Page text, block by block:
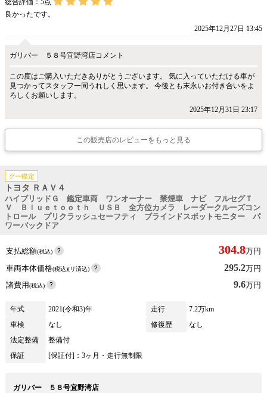
総合評価： 5点
良かったです。
2025年12月27日 13:45
ガリバー ５８号宜野湾店コメント
この度はご購入いただきありがとうございます。 気に入っていただける車が
見つかってスタッフ一同うれしく思います。 今後とも末永いお付き合いをよ
ろしくお願いします。
2025年12月31日 23:17
この販売店のレビューをもっと見る
グー鑑定
トヨタ ＲＡＶ４
ハイブリッドＧ 鑑定車両 ワンオーナー 禁煙車 ナビ フルセグＴ
Ｖ Ｂｌｕｅｔｏｏｔｈ ＵＳＢ 全方位カメラ レーダークルーズコン
トロール プリクラッシュセーフティ ブラインドスポットモニター パ
ワーバックドア
支払総額(税込) 304.8万円
車両本体価格(税込)(リ済込) 295.2万円
諸費用(税込) 9.6万円
年式 2021(令和3)年 走行
7.2万km
車検
なし 修復歴
なし
法定整備
整備付
保証
[保証付]：3ヶ月・走行無制限
ガリバー ５８号宜野湾店